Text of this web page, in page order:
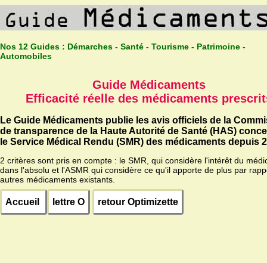
Nos 12 Guides : Démarches - Santé - Tourisme - Patrimoine -
Automobiles
Guide Médicaments
Efficacité réelle des médicaments
Le Guide Médicaments publie les avis officiels de la
de transparence de la Haute Autorité de Santé (HAS)
le Service Médical Rendu (SMR) des médicaments depuis
2 critères sont pris en compte : le SMR, qui considère l'intérêt du
dans l'absolu et l'ASMR qui considère ce qu'il apporte de plus par
autres médicaments existants.
Accueil lettre O retour Optimizette